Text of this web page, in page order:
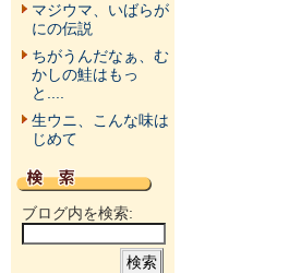
マジウマ、いばらが
にの伝説
ちがうんだなぁ、む
かしの鮭はもっ
と....
生ウニ、こんな味は
じめて
ブログ内を検索: